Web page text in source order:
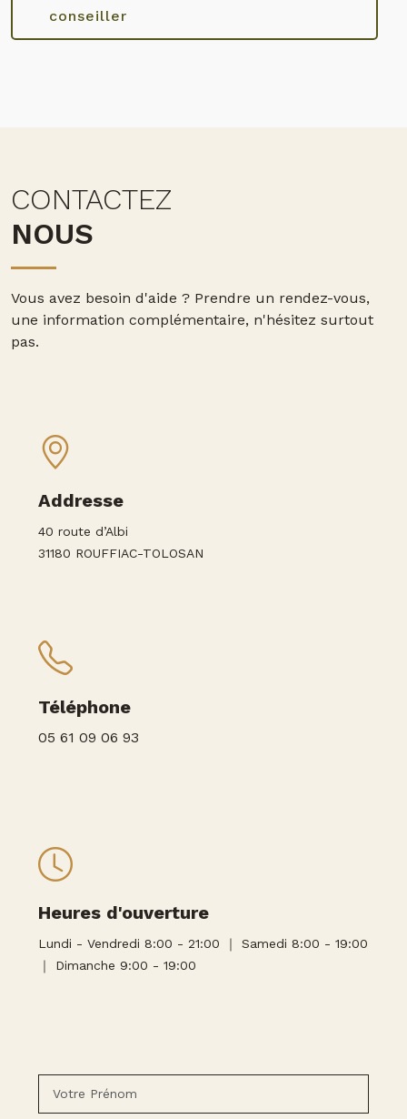
conseiller
CONTACTEZ
NOUS
Vous avez besoin d'aide ? Prendre un rendez-vous,
une information complémentaire, n'hésitez surtout
pas.
Addresse
40 route d’Albi
31180 ROUFFIAC-TOLOSAN
Téléphone
05 61 09 06 93
Heures d'ouverture
Lundi - Vendredi 8:00 - 21:00 ｜ Samedi 8:00 - 19:00
｜ Dimanche 9:00 - 19:00